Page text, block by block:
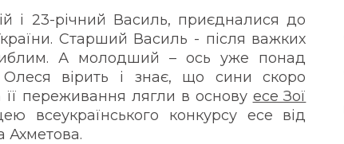
і 23-річний Василь, приєдналися до
Старший Василь - після важких
А молодший – ось уже понад
вірить і знає, що сини скоро
її переживання лягли в основу есе Зої
всеукраїнського конкурсу есе від
Ахметова.